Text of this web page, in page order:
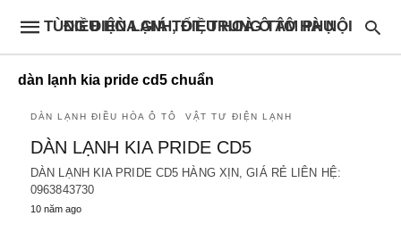
ĐIỀU HÒA GIÁ TỐT, TRUNG TÂM PHỤ TÙNG ĐIỆN LẠNH, ĐIỀU HOÀ Ô TÔ HÀ NỘI
dàn lạnh kia pride cd5 chuẩn
DÀN LẠNH ĐIỀU HÒA Ô TÔ VẬT TƯ ĐIỆN LẠNH
DÀN LẠNH KIA PRIDE CD5
DÀN LẠNH KIA PRIDE CD5 HÀNG XỊN, GIÁ RẺ LIÊN HỆ:
0963843730
10 năm ago